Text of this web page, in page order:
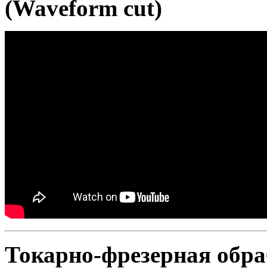
(Waveform cut)
Токарно-фрезерная